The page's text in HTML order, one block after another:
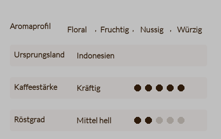
Aromaprofil Floral , Fruchtig , Nussig , Würzig
Ursprungsland Indonesien
Kaffeestärke Kräftig
Röstgrad Mittel hell